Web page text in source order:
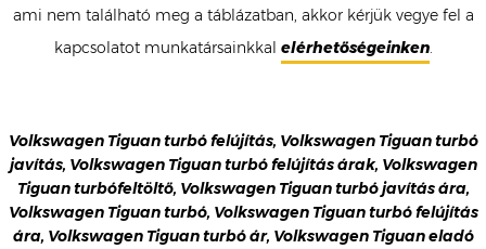
ami nem található meg a táblázatban, akkor kérjük vegye fel a
kapcsolatot munkatársainkkal elérhetőségeinken.
Volkswagen Tiguan turbó felújítás, Volkswagen Tiguan turbó
javítás, Volkswagen Tiguan turbó felújítás árak, Volkswagen
Tiguan turbófeltöltő, Volkswagen Tiguan turbó javítás ára,
Volkswagen Tiguan turbó, Volkswagen Tiguan turbó felújítás
ára, Volkswagen Tiguan turbó ár, Volkswagen Tiguan eladó